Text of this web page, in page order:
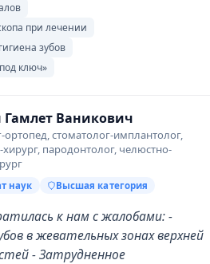
при лечении
зубов
ключ»
Гамлет Ваникович
ортопед, стоматолог-имплантолог,
хирург, пародонтолог, челюстно-
наук Высшая категория
к нам с жалобами: -
в жевательных зонах верхней
- Затрудненное